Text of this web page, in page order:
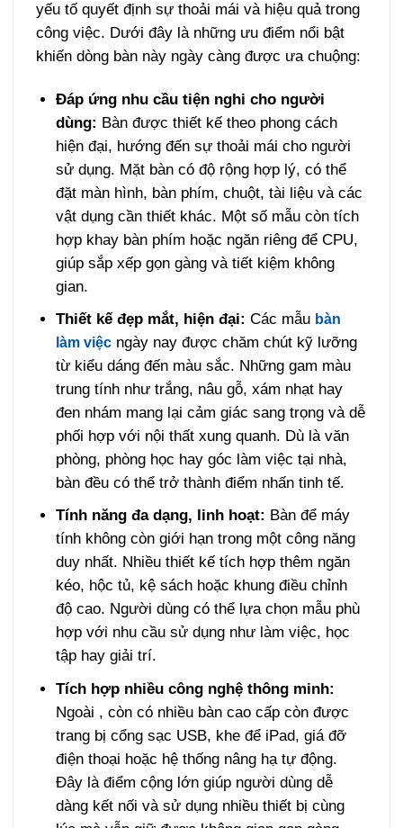
yếu tố quyết định sự thoải mái và hiệu quả trong
công việc. Dưới đây là những ưu điểm nổi bật
khiến dòng bàn này ngày càng được ưa chuộng:
Đáp ứng nhu cầu tiện nghi cho người
dùng: Bàn được thiết kế theo phong cách
hiện đại, hướng đến sự thoải mái cho người
sử dụng. Mặt bàn có độ rộng hợp lý, có thể
đặt màn hình, bàn phím, chuột, tài liệu và các
vật dụng cần thiết khác. Một số mẫu còn tích
hợp khay bàn phím hoặc ngăn riêng để CPU,
giúp sắp xếp gọn gàng và tiết kiệm không
gian.
Thiết kế đẹp mắt, hiện đại:Các mẫu bàn
làm việc ngày nay được chăm chút kỹ lưỡng
từ kiểu dáng đến màu sắc. Những gam màu
trung tính như trắng, nâu gỗ, xám nhạt hay
đen nhám mang lại cảm giác sang trọng và dễ
phối hợp với nội thất xung quanh. Dù là văn
phòng, phòng học hay góc làm việc tại nhà,
bàn đều có thể trở thành điểm nhấn tinh tế.
Tính năng đa dạng, linh hoạt: Bàn để máy
tính không còn giới hạn trong một công năng
duy nhất. Nhiều thiết kế tích hợp thêm ngăn
kéo, hộc tủ, kệ sách hoặc khung điều chỉnh
độ cao. Người dùng có thể lựa chọn mẫu phù
hợp với nhu cầu sử dụng như làm việc, học
tập hay giải trí.
Tích hợp nhiều công nghệ thông minh:
Ngoài , còn có nhiều bàn cao cấp còn được
trang bị cổng sạc USB, khe để iPad, giá đỡ
điện thoại hoặc hệ thống nâng hạ tự động.
Đây là điểm cộng lớn giúp người dùng dễ
dàng kết nối và sử dụng nhiều thiết bị cùng